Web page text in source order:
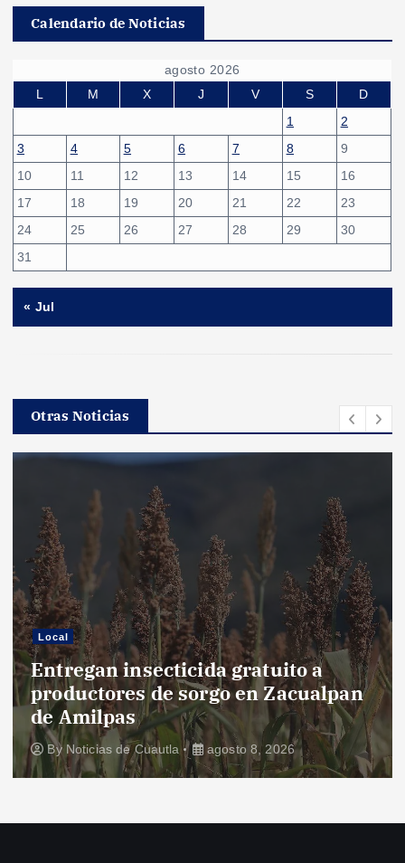
Calendario de Noticias
agosto 2026
L
M X J V S
D
1
2
3
4 5 6 7 8
9
10
11 12 13 14 15
16
17
18 19 20 21 22
23
24
25 26 27 28 29
30
31
« Jul
Otras Noticias
Local
Entregan insecticida gratuito a
productores de sorgo en Zacualpan
de Amilpas
By Noticias de Cuautla agosto 8, 2026